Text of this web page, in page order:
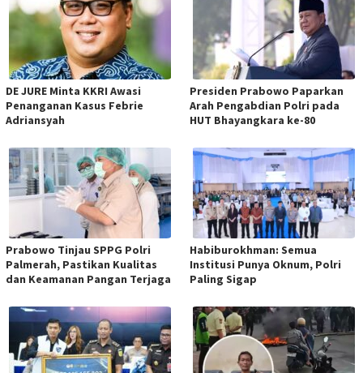
DE JURE Minta KKRI Awasi
Penanganan Kasus Febrie
Adriansyah
Presiden Prabowo Paparkan
Arah Pengabdian Polri pada
HUT Bhayangkara ke-80
Prabowo Tinjau SPPG Polri
Palmerah, Pastikan Kualitas
dan Keamanan Pangan Terjaga
Habiburokhman: Semua
Institusi Punya Oknum, Polri
Paling Sigap